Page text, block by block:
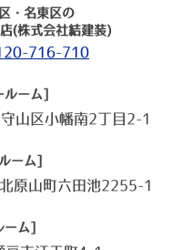
・名東区の
(株式会社結建装)
716-710
ルーム]
山区小幡南2丁目2-1
ーム]
原山町六田池2255-1
ム]